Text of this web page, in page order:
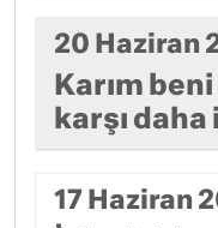
20 Haziran
Karım
karşı
17 Haziran